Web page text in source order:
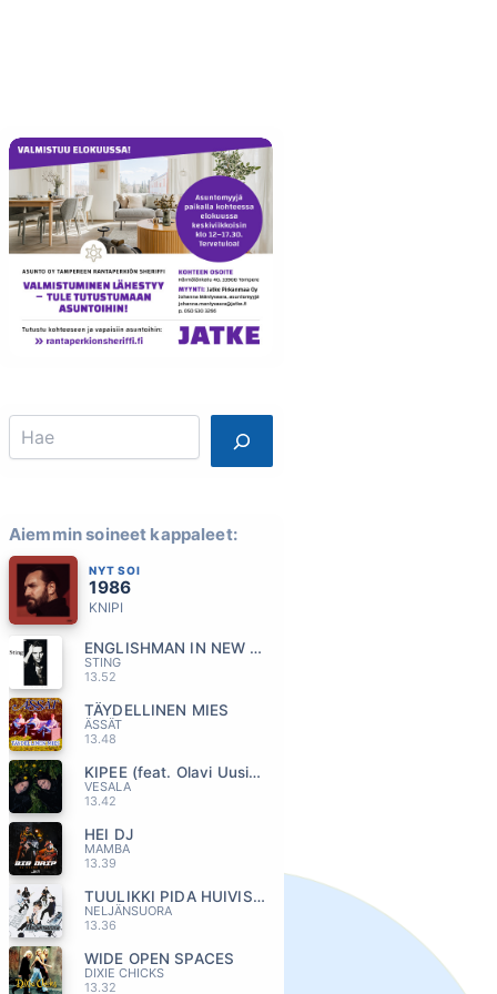
Aiemmin soineet kappaleet:
NYT SOI
1986
KNIPI
ENGLISHMAN IN NEW YORK
STING
13.52
TÄYDELLINEN MIES
ÄSSÄT
13.48
KIPEE (feat. Olavi Uusivirta)
VESALA
13.42
HEI DJ
MAMBA
13.39
TUULIKKI PIDA HUIVISTASI KII
NELJÄNSUORA
13.36
WIDE OPEN SPACES
DIXIE CHICKS
13.32